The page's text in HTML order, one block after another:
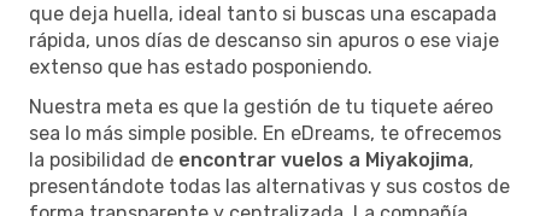
que deja huella, ideal tanto si buscas una escapada
rápida, unos días de descanso sin apuros o ese viaje
extenso que has estado posponiendo.
Nuestra meta es que la gestión de tu tiquete aéreo
sea lo más simple posible. En eDreams, te ofrecemos
la posibilidad de encontrar vuelos a Miyakojima,
presentándote todas las alternativas y sus costos de